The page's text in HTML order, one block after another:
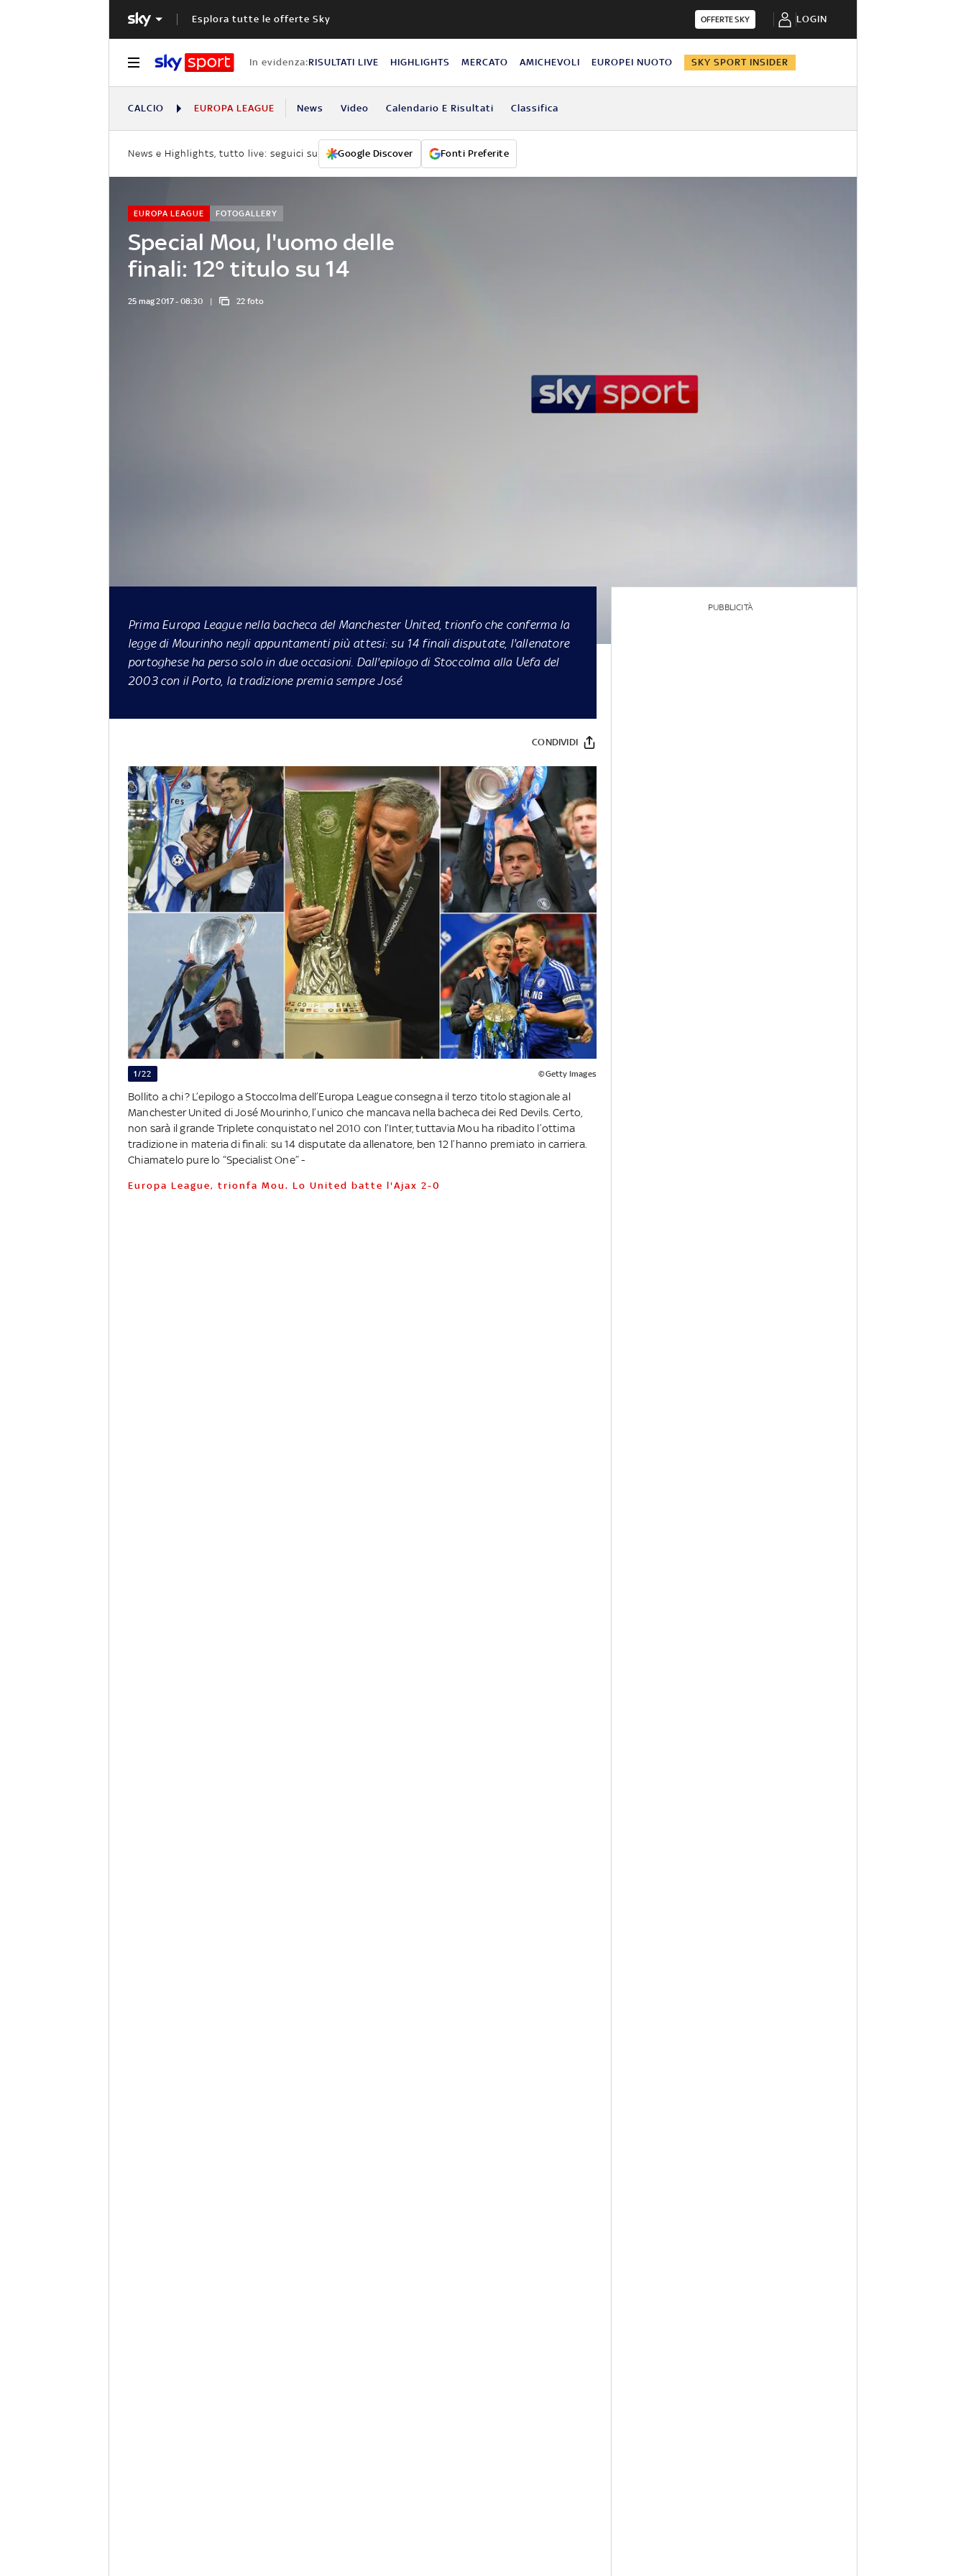
Esplora tutte le offerte Sky OFFERTE SKY LOGIN
In evidenza:RISULTATI LIVE HIGHLIGHTS MERCATO AMICHEVOLI EUROPEI NUOTO SKY SPORT INSIDER
CALCIO EUROPA LEAGUE News Video Calendario E Risultati Classifica
News e Highlights, tutto live: seguici su Google Discover Fonti Preferite
Special Mou, l'uomo delle
finali: 12° titulo su 14
EUROPA LEAGUE FOTOGALLERY
25 mag 2017 - 08:30 22 foto
Prima Europa League nella bacheca del Manchester United, trionfo che conferma la
legge di Mourinho negli appuntamenti più attesi: su 14 finali disputate, l'allenatore
portoghese ha perso solo in due occasioni. Dall'epilogo di Stoccolma alla Uefa del
2003 con il Porto, la tradizione premia sempre José
CONDIVIDI
1/22 ©Getty Images
Bollito a chi? L’epilogo a Stoccolma dell’Europa League consegna il terzo titolo stagionale al
Manchester United di José Mourinho, l’unico che mancava nella bacheca dei Red Devils. Certo,
non sarà il grande Triplete conquistato nel 2010 con l’Inter, tuttavia Mou ha ribadito l’ottima
tradizione in materia di finali: su 14 disputate da allenatore, ben 12 l’hanno premiato in carriera.
Chiamatelo pure lo “Specialist One” -
Europa League, trionfa Mou. Lo United batte l'Ajax 2-0
PUBBLICITÀ